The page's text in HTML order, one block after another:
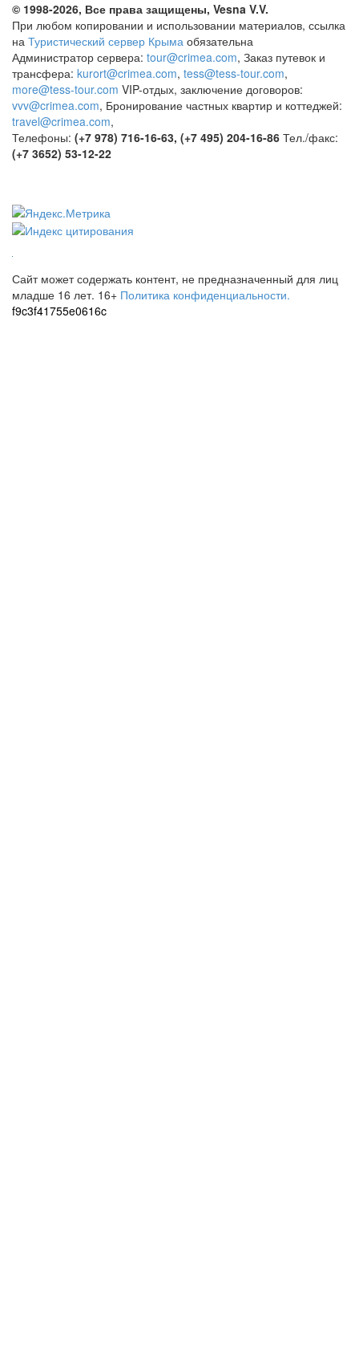
© 1998-2026, Все права защищены, Vesna V.V.
При любом копировании и использовании материалов, ссылка
на Туристический сервер Крыма обязательна
Администратор сервера: tour@crimea.com, Заказ путевок и
трансфера: kurort@crimea.com, tess@tess-tour.com,
more@tess-tour.com VIP-отдых, заключение договоров:
vvv@crimea.com, Бронирование частных квартир и коттеджей:
travel@crimea.com,
Телефоны: (+7 978) 716-16-63, (+7 495) 204-16-86 Тел./факс:
(+7 3652) 53-12-22
Сайт может содержать контент, не предназначенный для лиц
младше 16 лет. 16+ Политика конфиденциальности.
f9c3f41755e0616c